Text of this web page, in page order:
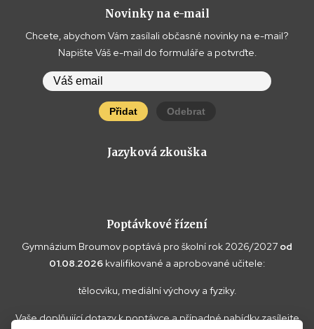
Novinky na e-mail
Chcete, abychom Vám zasílali občasné novinky na e-mail?
Napište Váš e-mail do formuláře a potvrďte.
Přidat Odebrat
Jazyková zkouška
Poptávkové řízení
Gymnázium Broumov poptává pro školní rok 2026/2027 od
01.08.2026 kvalifikované a aprobované učitele:
tělocviku, mediální výchovy a fyziky.
Vaše doplňující dotazy k poptávce a případné nabídky zasílejte